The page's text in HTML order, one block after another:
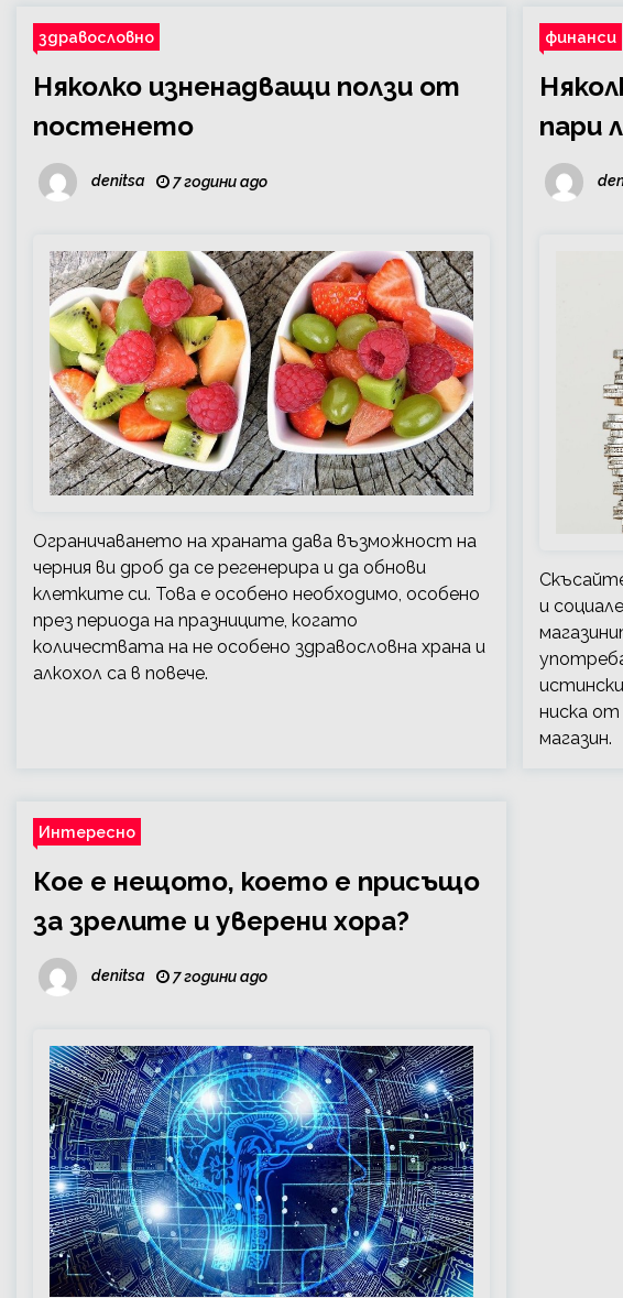
здравословно
Няколко изненадващи ползи от
постенето
denitsa 7 години ago
Ограничаването на храната дава възможност на
черния ви дроб да се регенерира и да обнови
клетките си. Това е особено необходимо, особено
през периода на празниците, когато
количествата на не особено здравословна храна и
алкохол са в повече.
финанси
пари
и
ниска
магазин.
Интересно
Кое е нещото, което е присъщо
за зрелите и уверени хора?
denitsa 7 години ago